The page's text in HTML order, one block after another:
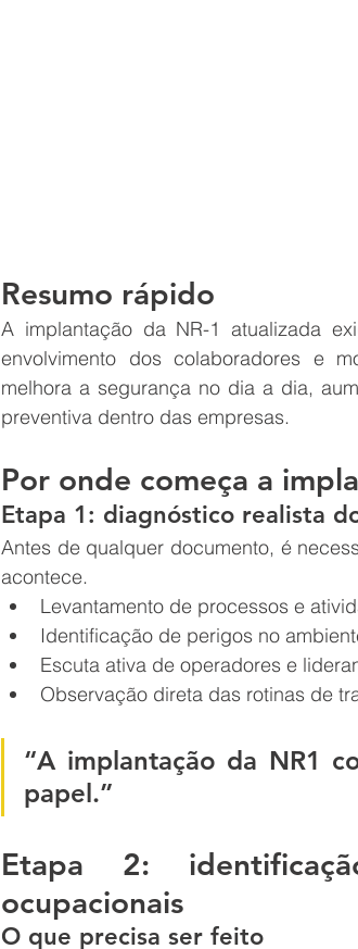
Resumo rápido
A implantação da NR-1 atualizada
envolvimento dos colaboradores e
melhora a segurança no dia a dia,
preventiva dentro das empresas.
Por onde começa a
Etapa 1: diagnóstico realista
Antes de qualquer documento, é
acontece.
Levantamento de processos e
Identificação de perigos no
Escuta ativa de operadores e
Observação direta das rotinas de
“A implantação da NR1
papel.”
Etapa 2:
ocupacionais
O que precisa ser feito